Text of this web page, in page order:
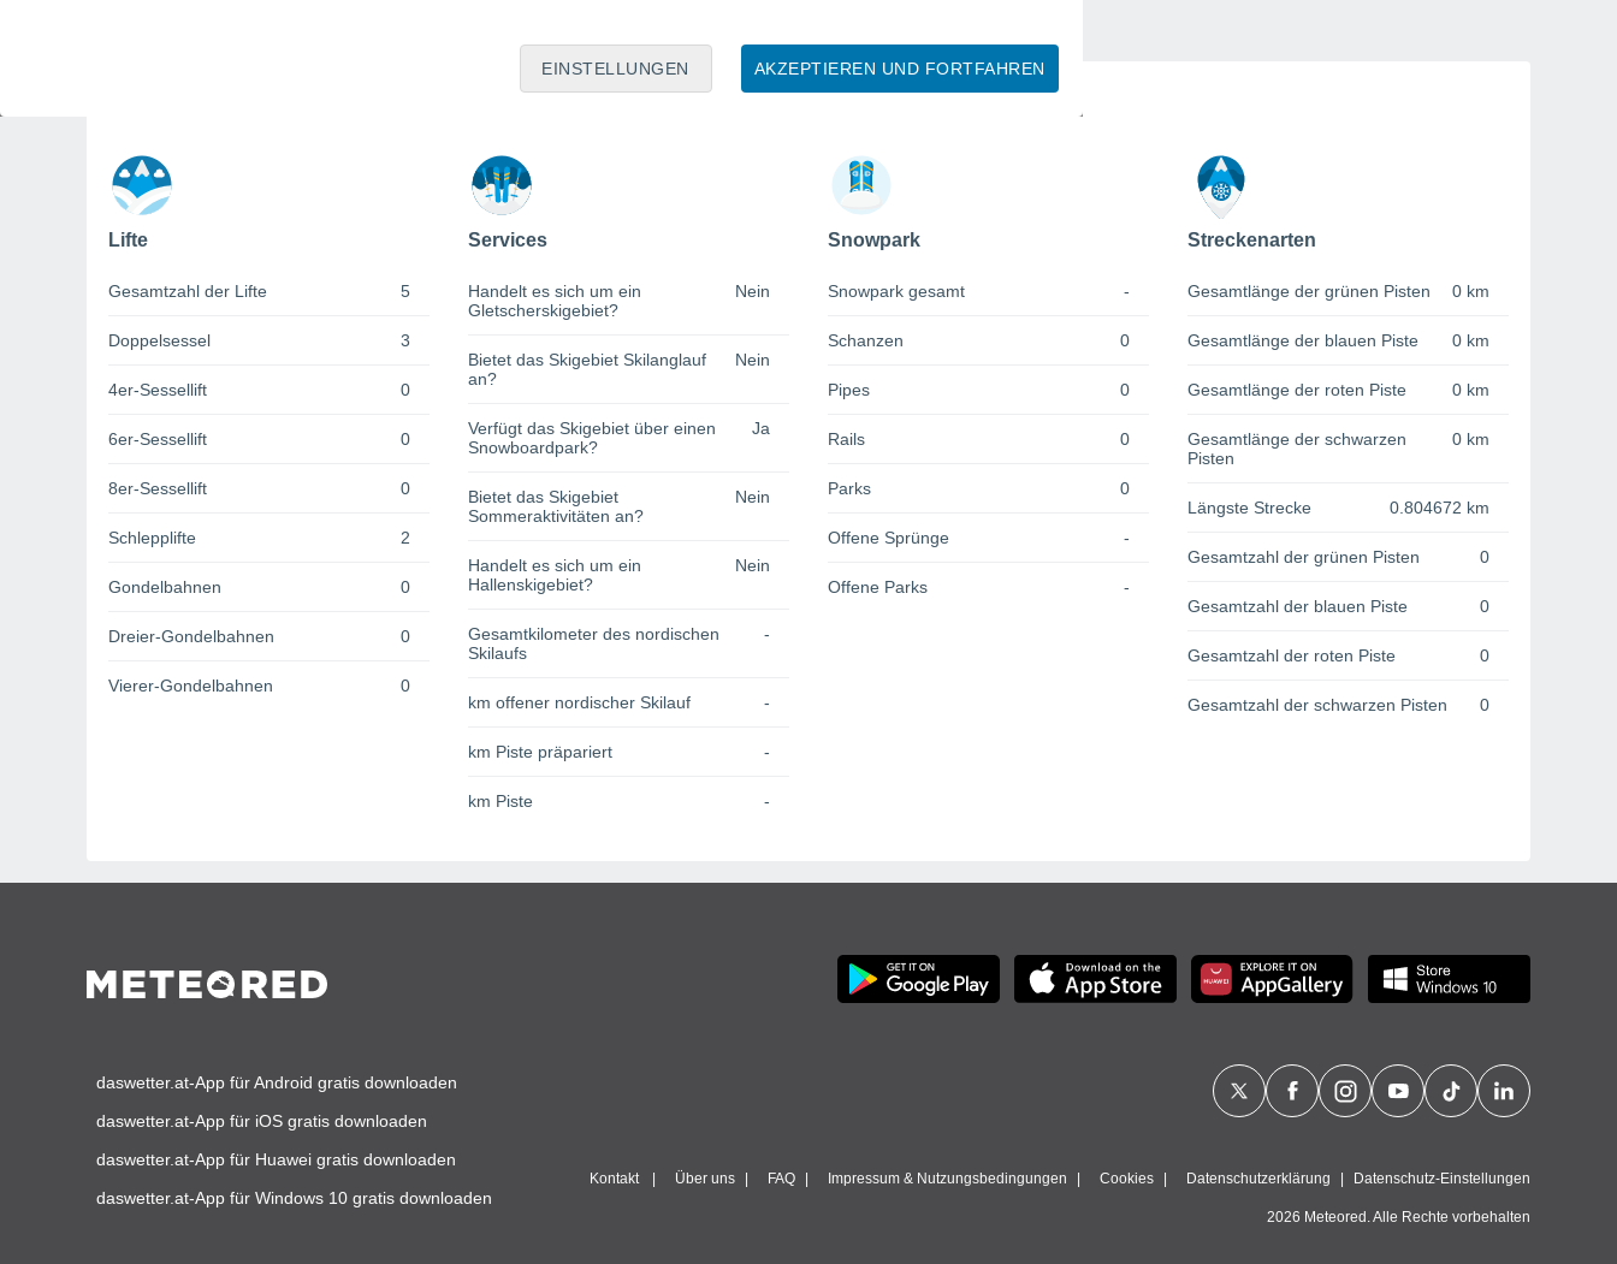
AKZEPTIEREN UND FORTFAHREN
EINSTELLUNGEN
Nützliche Informationen über Ski Blandford
Lifte
Gesamtzahl der Lifte 5
Doppelsessel 3
4er-Sessellift 0
6er-Sessellift 0
8er-Sessellift 0
Schlepplifte 2
Gondelbahnen 0
Dreier-Gondelbahnen 0
Vierer-Gondelbahnen 0
Services
Handelt es sich um ein
Gletscherskigebiet?
Nein
Bietet das Skigebiet Skilanglauf
an?
Nein
Verfügt das Skigebiet über einen
Snowboardpark?
Ja
Bietet das Skigebiet
Sommeraktivitäten an?
Nein
Handelt es sich um ein
Hallenskigebiet?
Nein
Gesamtkilometer des nordischen
Skilaufs
-
km offener nordischer Skilauf -
km Piste präpariert -
km Piste -
Snowpark
Snowpark gesamt -
Schanzen 0
Pipes 0
Rails 0
Parks 0
Offene Sprünge -
Offene Parks -
Streckenarten
Gesamtlänge der grünen Pisten 0 km
Gesamtlänge der blauen Piste 0 km
Gesamtlänge der roten Piste 0 km
Gesamtlänge der schwarzen
Pisten
0 km
Längste Strecke 0.804672 km
Gesamtzahl der grünen Pisten 0
Gesamtzahl der blauen Piste 0
Gesamtzahl der roten Piste 0
Gesamtzahl der schwarzen Pisten 0
daswetter.at-App für Android gratis downloaden
daswetter.at-App für iOS gratis downloaden
daswetter.at-App für Huawei gratis downloaden
daswetter.at-App für Windows 10 gratis downloaden
Kontakt Über uns FAQ Impressum & Nutzungsbedingungen Cookies Datenschutzerklärung Datenschutz-Einstellungen
2026 Meteored. Alle Rechte vorbehalten